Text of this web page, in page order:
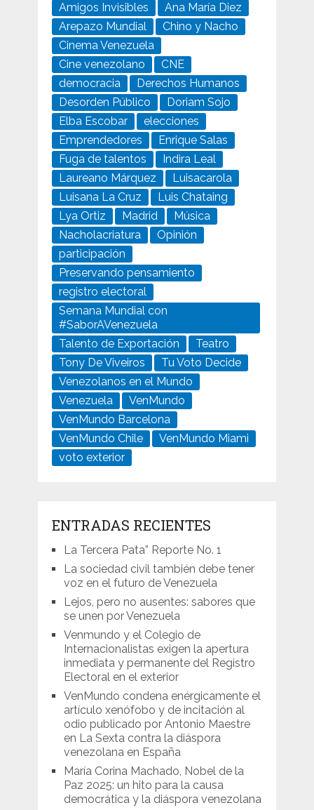
Amigos Invisibles
Ana María Diez
Arepazo Mundial
Chino y Nacho
Cinema Venezuela
Cine venezolano
CNE
democracia
Derechos Humanos
Desorden Público
Doriam Sojo
Elba Escobar
elecciones
Emprendedores
Enrique Salas
Fuga de talentos
Indira Leal
Laureano Márquez
Luisacarola
Luisana La Cruz
Luis Chataing
Lya Ortiz
Madrid
Música
Nacholacriatura
Opinión
participación
Preservando pensamiento
registro electoral
Semana Mundial con
#SaborAVenezuela
Talento de Exportación
Teatro
Tony De Viveiros
Tu Voto Decide
Venezolanos en el Mundo
Venezuela
VenMundo
VenMundo Barcelona
VenMundo Chile
VenMundo Miami
voto exterior
ENTRADAS RECIENTES
La Tercera Pata” Reporte No. 1
La sociedad civil también debe tener
voz en el futuro de Venezuela
Lejos, pero no ausentes: sabores que
se unen por Venezuela
Venmundo y el Colegio de
Internacionalistas exigen la apertura
inmediata y permanente del Registro
Electoral en el exterior
VenMundo condena enérgicamente el
artículo xenófobo y de incitación al
odio publicado por Antonio Maestre
en La Sexta contra la diáspora
venezolana en España
María Corina Machado, Nobel de la
Paz 2025: un hito para la causa
democrática y la diáspora venezolana